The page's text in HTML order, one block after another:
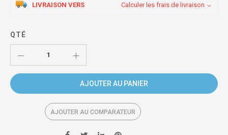
LIVRAISON VERS Calculer les frais de livraison
QTÉ
AJOUTER AU PANIER
AJOUTER AU COMPARATEUR